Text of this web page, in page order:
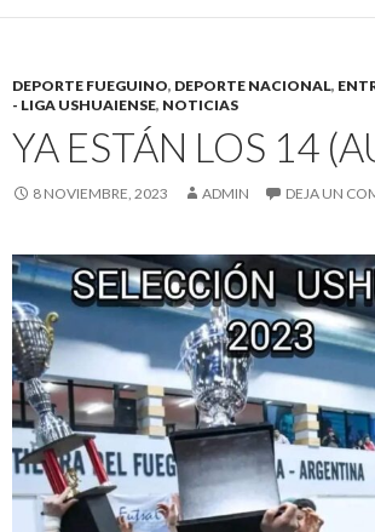
DEPORTE FUEGUINO, DEPORTE NACIONAL,
- LIGA USHUAIENSE, NOTICIAS
YA ESTÁN LOS 14
8 NOVIEMBRE, 2023 ADMIN DEJA UN